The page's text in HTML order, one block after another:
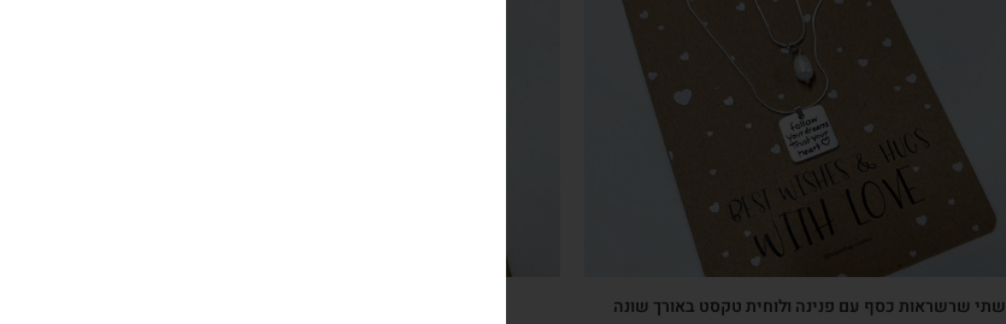
צפייה מהירה
שתי שרשראות כסף עם פנינה ולוחית טקסט באורך שונה